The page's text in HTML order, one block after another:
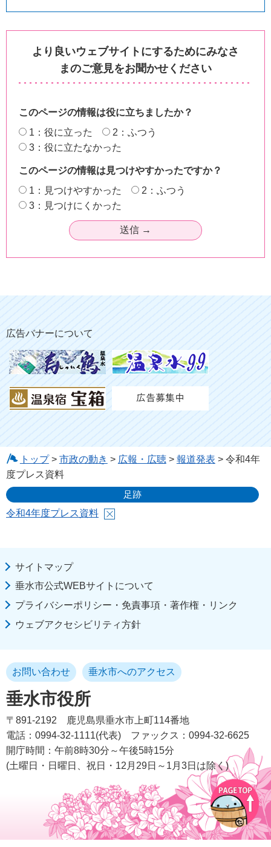
より良いウェブサイトにするためにみなさ
まのご意見をお聞かせください
このページの情報は役に立ちましたか？
1：役に立った
2：ふつう
3：役に立たなかった
このページの情報は見つけやすかったですか？
1：見つけやすかった
2：ふつう
3：見つけにくかった
広告バナーについて
トップ> 市政の動き > 広報・広聴> 報道発表 > 令和4年
度プレス資料
足跡
令和4年度プレス資料
サイトマップ
垂水市公式WEBサイトについて
プライバシーポリシー・免責事項・著作権・リンク
ウェブアクセシビリティ方針
垂水市役所
お問い合わせ 垂水市へのアクセス
〒891-2192
鹿児島県垂水市上町114番地
電話：0994-32-1111(代表)
ファックス：0994-32-6625
開庁時間：午前8時30分～午後5時15分
(土曜日・日曜日、祝日・12月29日～1月3日は除く)